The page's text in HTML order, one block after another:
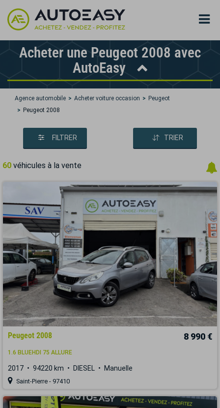
Acheter une Peugeot 2008 avec
AutoEasy
Agence automobile Acheter voiture occasion
Peugeot
Peugeot 2008
FILTRER TRIER
60 véhicules à la vente
Peugeot 2008 8 990 €
1.6 BLUEHDI 75 ALLURE
2017 94220 km DIESEL Manuelle
Saint-Pierre - 97410